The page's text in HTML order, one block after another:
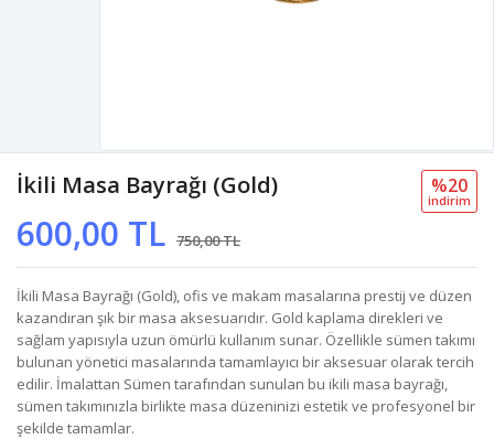
İkili Masa Bayrağı (Gold)
600,00 TL 750,00 TL
%20
i̇ndi̇ri̇m
İkili Masa Bayrağı (Gold), ofis ve makam masalarına prestij ve düzen
kazandıran şık bir masa aksesuarıdır. Gold kaplama direkleri ve
sağlam yapısıyla uzun ömürlü kullanım sunar. Özellikle sümen takımı
bulunan yönetici masalarında tamamlayıcı bir aksesuar olarak tercih
edilir. İmalattan Sümen tarafından sunulan bu ikili masa bayrağı,
sümen takımınızla birlikte masa düzeninizi estetik ve profesyonel bir
şekilde tamamlar.